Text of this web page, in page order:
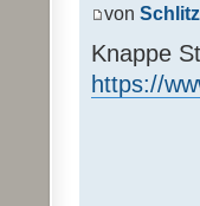
von
Knappe
https://